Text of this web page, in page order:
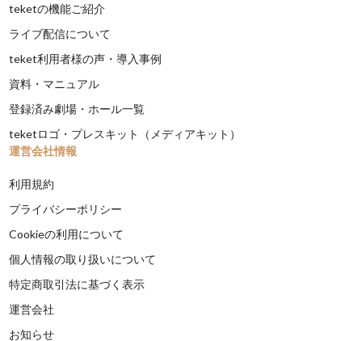
teketの機能ご紹介
ライブ配信について
teket利用者様の声・導入事例
資料・マニュアル
登録済み劇場・ホール一覧
teketロゴ・プレスキット（メディアキット）
運営会社情報
利用規約
プライバシーポリシー
Cookieの利用について
個人情報の取り扱いについて
特定商取引法に基づく表示
運営会社
お知らせ